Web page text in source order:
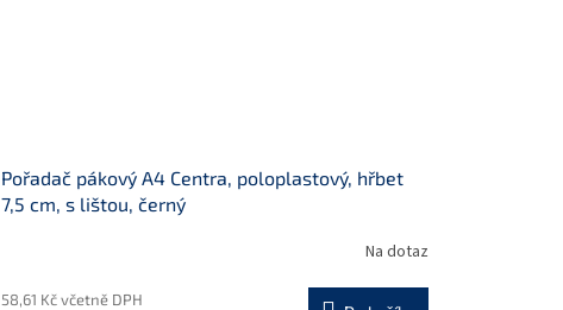
Pořadač pákový A4 Centra, poloplastový, hřbet
7,5 cm, s lištou, černý
Na dotaz
58,61 Kč včetně DPH